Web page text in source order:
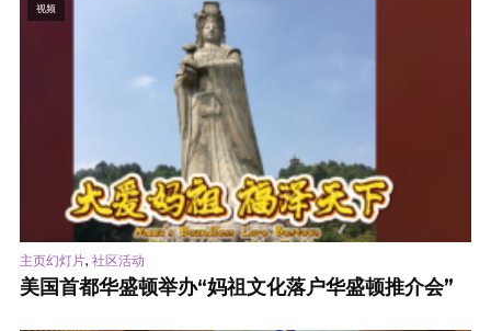
视频
主页幻灯片, 社区活动
美国首都华盛顿举办“妈祖文化落户华盛顿推介会”